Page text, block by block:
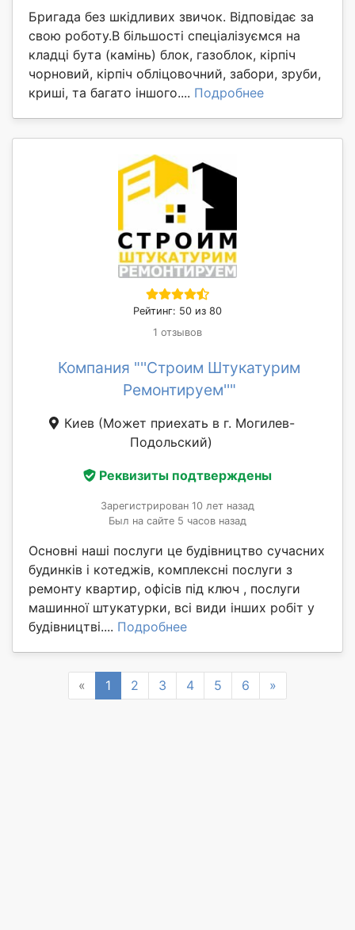
Бригада без шкідливих звичок. Відповідає за
свою роботу.В більшості спеціалізуємся на
кладці бута (камінь) блок, газоблок, кірпіч
чорновий, кірпіч обліцовочний, забори, зруби,
криші, та багато іншого.... Подробнее
Рейтинг: 50 из 80
1 отзывов
Компания "''Строим Штукатурим
Ремонтируем''"
Киев (Может приехать в г. Могилев-
Подольский)
Реквизиты подтверждены
Зарегистрирован 10 лет назад
Был на сайте 5 часов назад
Основні наші послуги це будівництво сучасних
будинків і котеджів, комплексні послуги з
ремонту квартир, офісів під ключ , послуги
машинної штукатурки, всі види інших робіт у
будівництві.... Подробнее
« Previous
1 2 3 4 5 6 »